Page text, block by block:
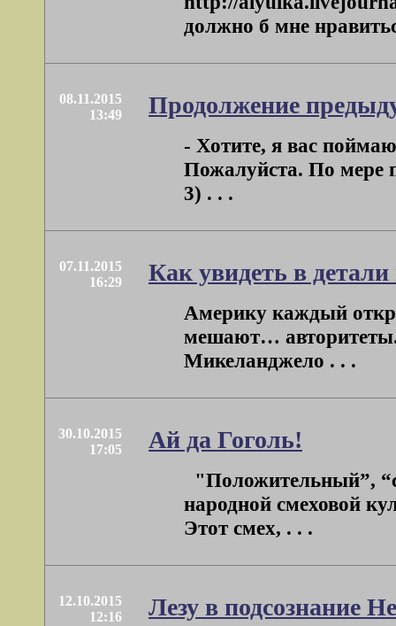
должно б мне
08.11.2015
13:49
Продолжение
- Хотите, я вас
Пожалуйста. По мере
3) . . .
07.11.2015
16:29
Как увидеть в
Америку каждый
мешают… авторитеты.
Микеланджело . . .
30.10.2015
17:05
Ай да Гоголь!
"Положительный”,
народной смеховой
Этот смех, . . .
12.10.2015
12:16
Лезу в подсознание